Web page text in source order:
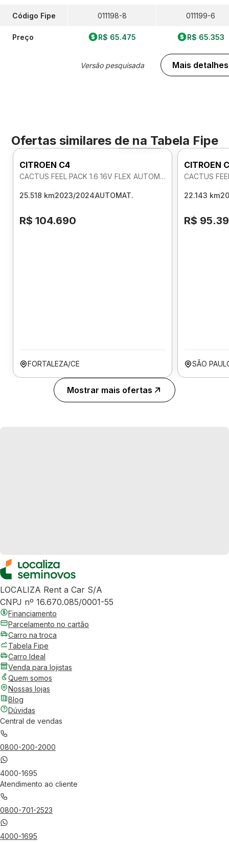
Código Fipe
Preço
011198-8
R$ 65.475
Versão pesquisada
011199-6
R$ 65.353
Mais detalhes
Ofertas similares de na Tabela Fipe
Foto 360º
CITROEN C4
CACTUS FEEL PACK 1.6 16V FLEX AUTOMATICO
25.518 km2023/2024AUTOMAT.
R$ 104.690
FORTALEZA/CE
CITROEN
CACTUS
22.143 km
R$
SÃO
Mostrar mais ofertas
LOCALIZA Rent a Car S/A
CNPJ nº 16.670.085/0001-55
Financiamento
Parcelamento no cartão
Carro na troca
Tabela Fipe
Carro Ideal
Venda para lojistas
Quem somos
Nossas lojas
Blog
Dúvidas
Central de vendas
0800-200-2000
4000-1695
Atendimento ao cliente
0800-701-2523
4000-1695